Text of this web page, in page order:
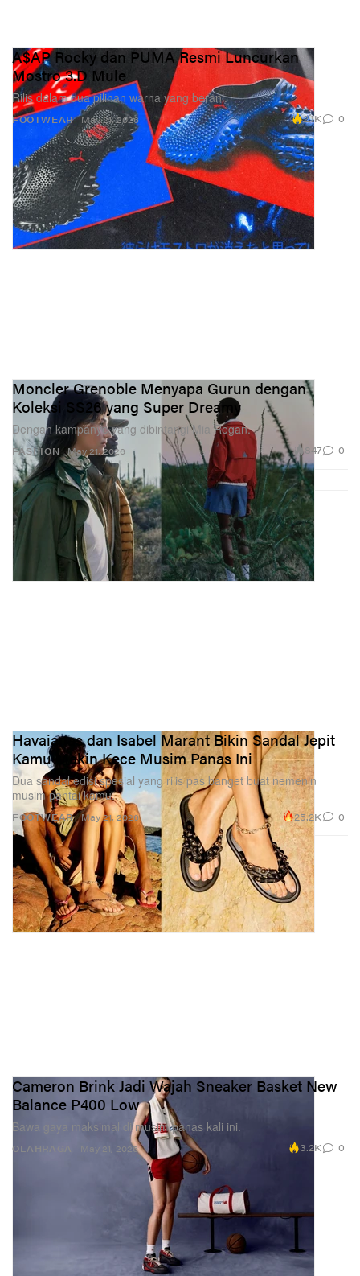
FOOTWEAR
A$AP Rocky dan PUMA Resmi Luncurkan
Mostro 3.D Mule
Rilis dalam dua pilihan warna yang berani.
May 21, 2026 2.1K 0
FASHION
Moncler Grenoble Menyapa Gurun dengan
Koleksi SS26 yang Super Dreamy
Dengan kampanye yang dibintangi Mia Regan.
May 21, 2026 847 0
FOOTWEAR
Havaianas dan Isabel Marant Bikin Sandal Jepit
Kamu Makin Kece Musim Panas Ini
Dua sandal edisi spesial yang rilis pas banget buat nemenin
musim pantai kamu.
May 21, 2026 25.2K 0
OLAHRAGA
Cameron Brink Jadi Wajah Sneaker Basket New
Balance P400 Low
Bawa gaya maksimal di musim panas kali ini.
May 21, 2026 3.2K 0